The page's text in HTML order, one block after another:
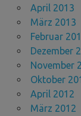
April 2013
März 2013
Februar
Dezember
November
Oktober
April 2012
März 2012